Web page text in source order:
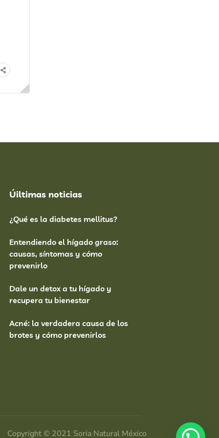
Úiltimas noticias
¿Qué es la diabetes mellitus?
Entendiendo el hígado graso:
causas, síntomas y cómo
prevenirlo
Dale un detox a tu hígado y
recupera tu bienestar
Acné: la verdadera causa de los
brotes y cómo prevenirlos
Copyright © 2021 Soria Natural México